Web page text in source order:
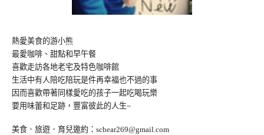
熱愛美食的游小熊
最愛咖啡、甜點和早午餐
喜歡走訪各地老宅及特色咖啡館
生活中有人陪吃陪玩是件再幸福也不過的事
因而喜歡帶著同樣愛吃的孩子一起吃喝玩樂
要用味蕾和足跡，豐富彼此的人生~
美食．旅遊．育兒邀約： scbear269@gmail.com